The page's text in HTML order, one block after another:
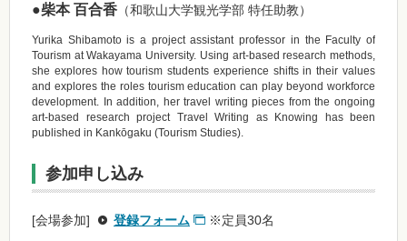
●柴本 百合香 （和歌山大学観光学部 特任助教）
Yurika Shibamoto is a project assistant professor in the Faculty of
Tourism at Wakayama University. Using art-based research methods,
she explores how tourism students experience shifts in their values
and explores the roles tourism education can play beyond workforce
development. In addition, her travel writing pieces from the ongoing
art-based research project Travel Writing as Knowing has been
published in Kankōgaku (Tourism Studies).
参加申し込み
[会場参加] 登録フォーム
※定員30名